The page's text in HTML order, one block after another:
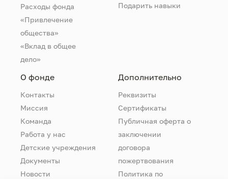
Расходы фонда
«Привлечение
общества»
«Вклад в общее
дело»
Подарить навыки
О фонде
Контакты
Миссия
Команда
Работа у нас
Детские учреждения
Документы
Новости
Дополнительно
Реквизиты
Сертификаты
Публичная оферта о
заключении
договора
пожертвования
Политика по